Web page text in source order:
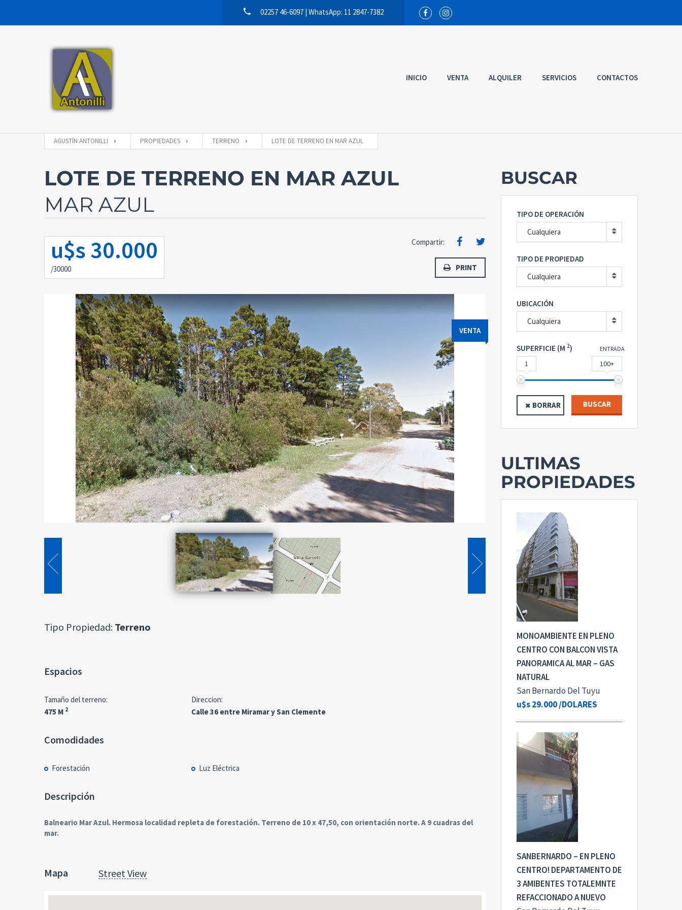
02257 46-6097 | WhatsApp: 11 2847-7382
INICIO VENTA ALQUILER SERVICIOS CONTACTOS
AGUSTÍN ANTONILLI PROPIEDADES TERRENO LOTE DE TERRENO EN MAR AZUL
LOTE DE TERRENO EN MAR AZUL
MAR AZUL
u$s 30.000
/30000
Compartir:
PRINT
VENTA
Tipo Propiedad: Terreno
Espacios
Tamaño del terreno:
475 M 2
Direccion:
Calle 36 entre Miramar y San Clemente
Comodidades
Forestación Luz Eléctrica
Descripción
Balneario Mar Azul. Hermosa localidad repleta de forestación. Terreno de 10 x 47,50, con orientación norte. A 9 cuadras del
mar.
Mapa Street View
BUSCAR
TIPO DE OPERACIÓN
Cualquiera
TIPO DE PROPIEDAD
Cualquiera
UBICACIÓN
Cualquiera
SUPERFICIE (M 2) ENTRADA
1 100+
BORRAR BUSCAR
ULTIMAS
PROPIEDADES
MONOAMBIENTE EN PLENO
CENTRO CON BALCON VISTA
PANORAMICA AL MAR – GAS
NATURAL
San Bernardo Del Tuyu
u$s 29.000/DOLARES
SANBERNARDO – EN PLENO
CENTRO! DEPARTAMENTO DE
3 AMIBENTES TOTALEMNTE
REFACCIONADO A NUEVO